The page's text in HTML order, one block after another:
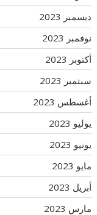
ديسمبر 2023
نوفمبر 2023
أكتوبر 2023
سبتمبر 2023
أغسطس 2023
يوليو 2023
يونيو 2023
مايو 2023
أبريل 2023
مارس 2023